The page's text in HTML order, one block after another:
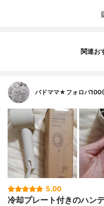
関連お
バドママ★フォロバ
5.00
冷却プレート付きのハンデ